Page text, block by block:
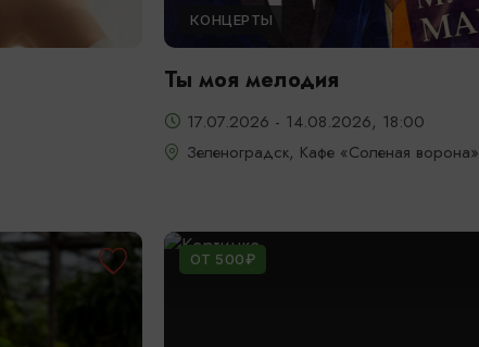
КОНЦЕРТЫ
Ты моя мелодия
17.07.2026 - 14.08.2026, 18:00
Зеленоградск, Кафе «Соленая ворона»
ОТ 500₽